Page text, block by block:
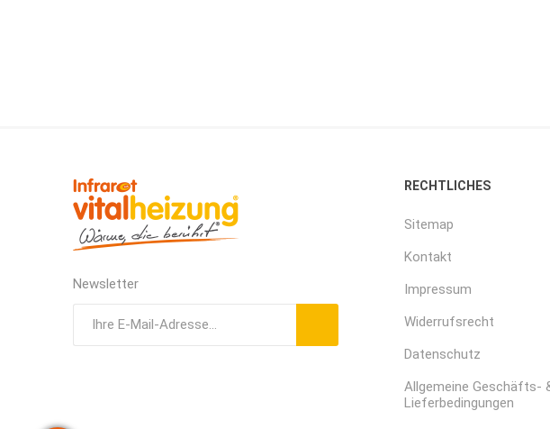
Newsletter
RECHTLICHES
Sitemap
Kontakt
Impressum
Widerrufsrecht
Datenschutz
Allgemeine Geschäfts-
Lieferbedingungen